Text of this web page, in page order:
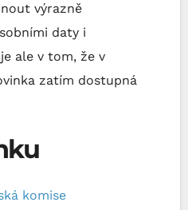
výrazně
daty i
ale v tom, že v
zatím dostupná
komise